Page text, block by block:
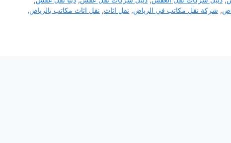
, شركة نقل مكاتب في الرياض, نقل اثاث, نقل اثاث مكاتب بالرياض,